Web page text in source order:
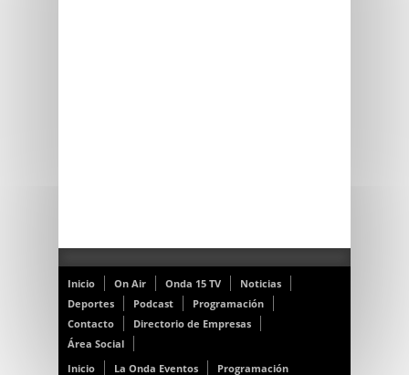
Inicio On Air Onda 15 TV
Noticias
Deportes
Podcast
Programación
Contacto
Directorio de Empresas
Área Social
Inicio
La Onda Eventos Programación